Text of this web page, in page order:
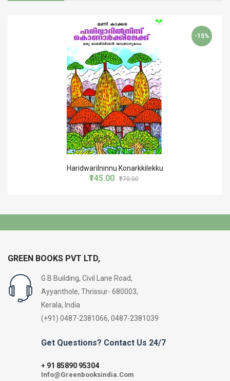
-15%
Haridwarilninnu Konarkkilekku
₹145.00 ₹170.00
GREEN BOOKS PVT LTD,
G B Building, Civil Lane Road,
Ayyanthole, Thrissur- 680003,
Kerala, India
(+91) 0487-2381066, 0487-2381039
Get Questions? Contact Us 24/7
+ 91 85890 95304
Info@Greenbooksindia.Com